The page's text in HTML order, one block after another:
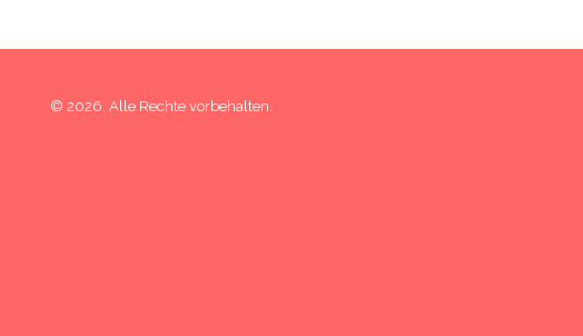
© 2026. Alle Rechte vorbehalten.